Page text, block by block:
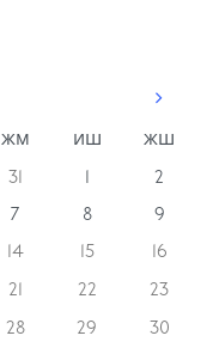
жм иш жш
31
2
7 8
9
14 15 16
21 22
23
28 29
30